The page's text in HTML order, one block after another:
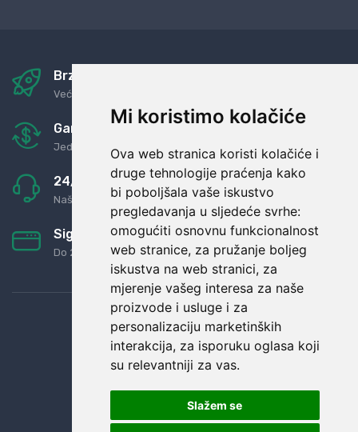
Mi koristimo kolačiće
Ova web stranica koristi kolačiće i
druge tehnologije praćenja kako
bi poboljšala vaše iskustvo
pregledavanja u sljedeće svrhe:
omogućiti osnovnu funkcionalnost
web stranice, za pružanje boljeg
iskustva na web stranici, za
mjerenje vašeg interesa za naše
proizvode i usluge i za
personalizaciju marketinških
interakcija, za isporuku oglasa koji
su relevantniji za vas.
Slažem se
Brza i sigurna dostava
Već za nekoliko dana kod vas
Garancija u povrat novaca
Jednostavno pravilo: Roba za novac
24/7 odlična podrška
Naši agenti uvijek na raspolaganju
Sigurno obročno plaćanje
Do 24 rata bez kamata